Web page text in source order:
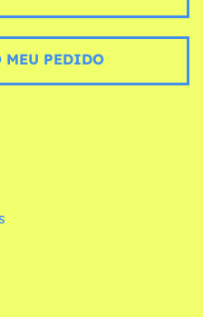
PEDIDO